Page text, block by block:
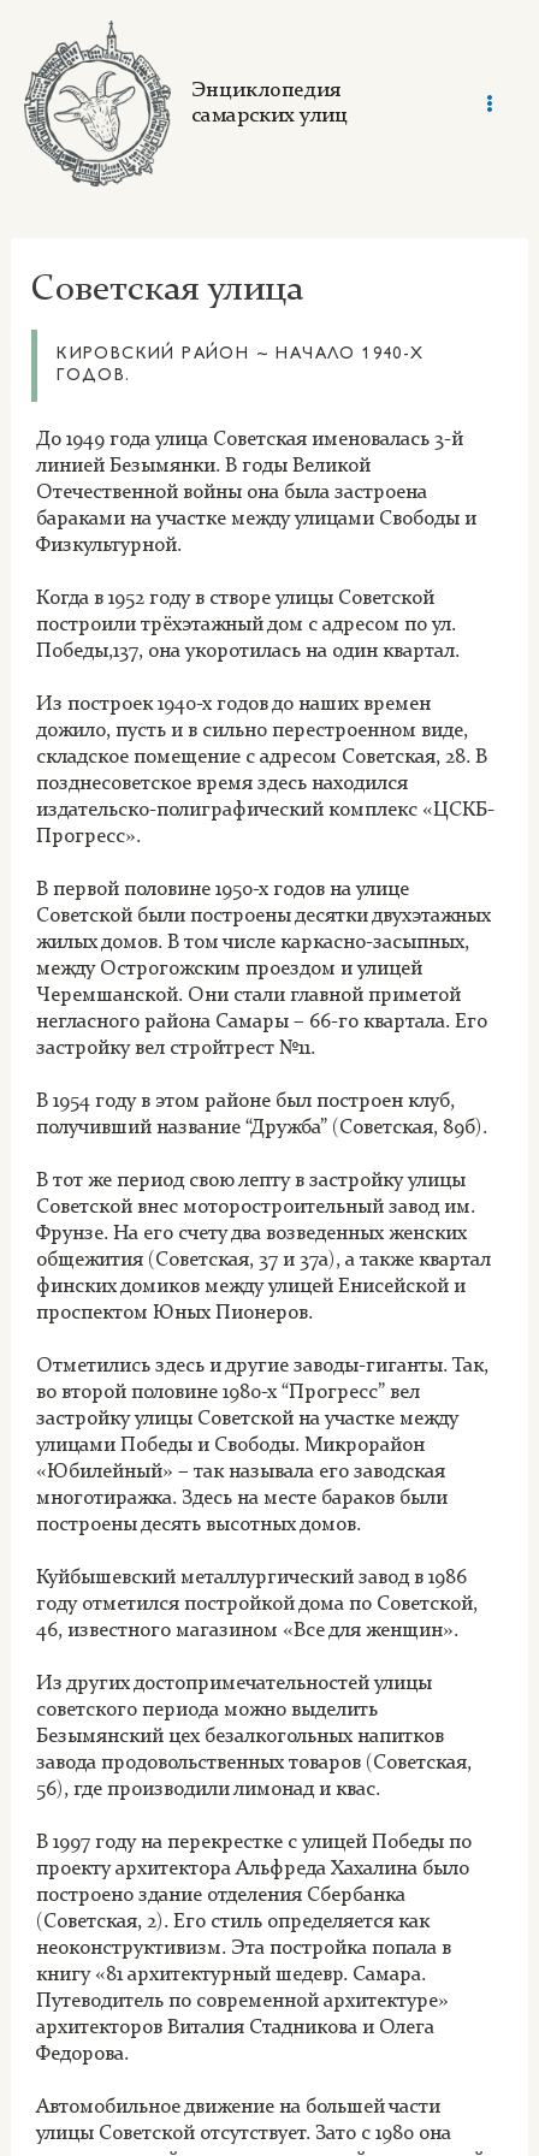
content
Энциклопедия
самарских улиц
Советская улица
КИРОВСКИЙ РАЙОН ~ НАЧАЛО 1940-Х
ГОДОВ.
До 1949 года улица Советская именовалась 3-й
линией Безымянки. В годы Великой
Отечественной войны она была застроена
бараками на участке между улицами Свободы и
Физкультурной.
Когда в 1952 году в створе улицы Советской
построили трёхэтажный дом с адресом по ул.
Победы,137, она укоротилась на один квартал.
Из построек 1940-х годов до наших времен
дожило, пусть и в сильно перестроенном виде,
складское помещение с адресом Советская, 28. В
позднесоветское время здесь находился
издательско-полиграфический комплекс «ЦСКБ-
Прогресс».
В первой половине 1950-х годов на улице
Советской были построены десятки двухэтажных
жилых домов. В том числе каркасно-засыпных,
между Острогожским проездом и улицей
Черемшанской. Они стали главной приметой
негласного района Самары – 66-го квартала. Его
застройку вел стройтрест №11.
В 1954 году в этом районе был построен клуб,
получивший название “Дружба” (Советская, 89б).
В тот же период свою лепту в застройку улицы
Советской внес моторостроительный завод им.
Фрунзе. На его счету два возведенных женских
общежития (Советская, 37 и 37а), а также квартал
финских домиков между улицей Енисейской и
проспектом Юных Пионеров.
Отметились здесь и другие заводы-гиганты. Так,
во второй половине 1980-х “Прогресс” вел
застройку улицы Советской на участке между
улицами Победы и Свободы. Микрорайон
«Юбилейный» – так называла его заводская
многотиражка. Здесь на месте бараков были
построены десять высотных домов.
Куйбышевский металлургический завод в 1986
году отметился постройкой дома по Советской,
46, известного магазином «Все для женщин».
Из других достопримечательностей улицы
советского периода можно выделить
Безымянский цех безалкогольных напитков
завода продовольственных товаров (Советская,
56), где производили лимонад и квас.
В 1997 году на перекрестке с улицей Победы по
проекту архитектора Альфреда Хахалина было
построено здание отделения Сбербанка
(Советская, 2). Его стиль определяется как
неоконструктивизм. Эта постройка попала в
книгу «81 архитектурный шедевр. Самара.
Путеводитель по современной архитектуре»
архитекторов Виталия Стадникова и Олега
Федорова.
Автомобильное движение на большей части
улицы Советской отсутствует. Зато с 1980 она